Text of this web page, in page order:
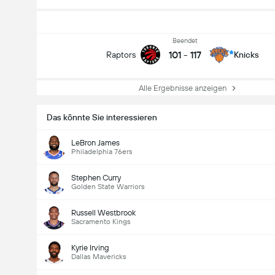
Raptors
Beendet
101 - 117 Knicks
Alle Ergebnisse anzeigen
Das könnte Sie interessieren
LeBron James
Philadelphia 76ers
Stephen Curry
Golden State Warriors
Russell Westbrook
Sacramento Kings
Kyrie Irving
Dallas Mavericks